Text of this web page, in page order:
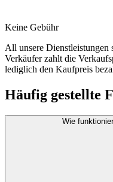
Keine Gebühr
All unsere
Verkäufer zahlt die
lediglich den Kaufpreis
Häufig gestellte
Wie